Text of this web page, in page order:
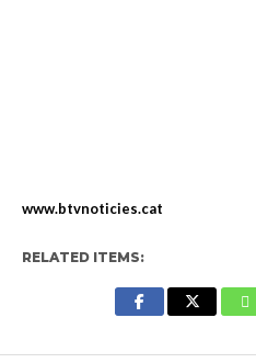
www.btvnoticies.cat
RELATED ITEMS: